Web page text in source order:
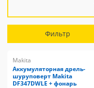
Фильтр
Makita
Аккумуляторная дрель-
шуруповерт Makita
DF347DWLE + фонарь